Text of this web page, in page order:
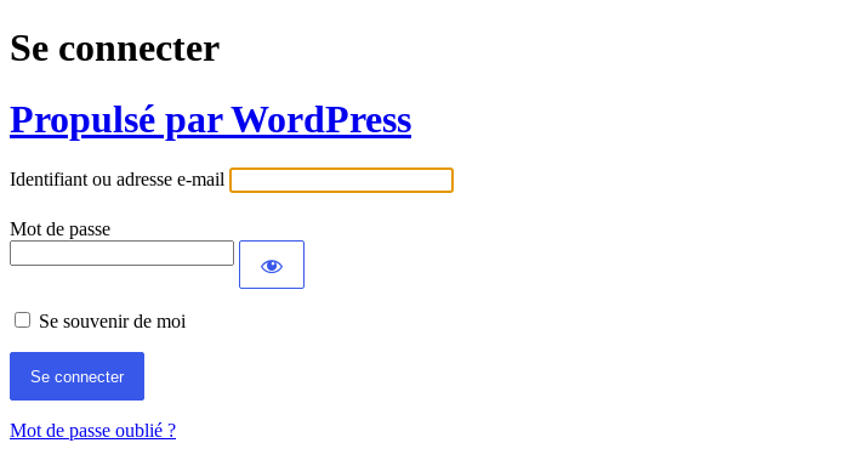
Se connecter
Propulsé par WordPress
Identifiant ou adresse e-mail
Mot de passe
Se souvenir de moi
Mot de passe oublié ?